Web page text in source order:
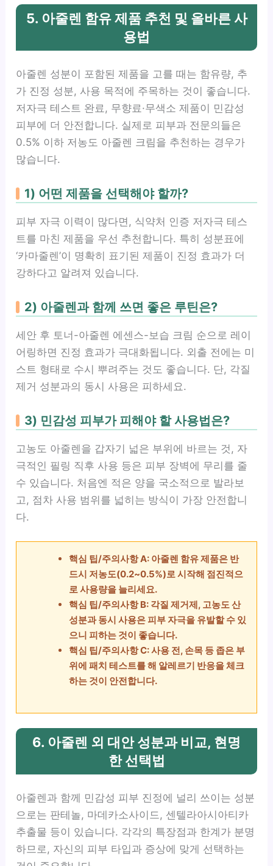
5. 아줄렌 함유 제품 추천 및 올바른 사
용법
아줄렌 성분이 포함된 제품을 고를 때는 함유량, 추
가 진정 성분, 사용 목적에 주목하는 것이 좋습니다.
저자극 테스트 완료, 무향료·무색소 제품이 민감성
피부에 더 안전합니다. 실제로 피부과 전문의들은
0.5% 이하 저농도 아줄렌 크림을 추천하는 경우가
많습니다.
1) 어떤 제품을 선택해야 할까?
피부 자극 이력이 많다면, 식약처 인증 저자극 테스
트를 마친 제품을 우선 추천합니다. 특히 성분표에
‘카마줄렌’이 명확히 표기된 제품이 진정 효과가 더
강하다고 알려져 있습니다.
2) 아줄렌과 함께 쓰면 좋은 루틴은?
세안 후 토너-아줄렌 에센스-보습 크림 순으로 레이
어링하면 진정 효과가 극대화됩니다. 외출 전에는 미
스트 형태로 수시 뿌려주는 것도 좋습니다. 단, 각질
제거 성분과의 동시 사용은 피하세요.
3) 민감성 피부가 피해야 할 사용법은?
고농도 아줄렌을 갑자기 넓은 부위에 바르는 것, 자
극적인 필링 직후 사용 등은 피부 장벽에 무리를 줄
수 있습니다. 처음엔 적은 양을 국소적으로 발라보
고, 점차 사용 범위를 넓히는 방식이 가장 안전합니
다.
핵심 팁/주의사항 A: 아줄렌 함유 제품은 반
드시 저농도(0.2~0.5%)로 시작해 점진적으
로 사용량을 늘리세요.
핵심 팁/주의사항 B: 각질 제거제, 고농도 산
성분과 동시 사용은 피부 자극을 유발할 수 있
으니 피하는 것이 좋습니다.
핵심 팁/주의사항 C: 사용 전, 손목 등 좁은 부
위에 패치 테스트를 해 알레르기 반응을 체크
하는 것이 안전합니다.
6. 아줄렌 외 대안 성분과 비교, 현명
한 선택법
아줄렌과 함께 민감성 피부 진정에 널리 쓰이는 성분
으로는 판테놀, 마데카소사이드, 센텔라아시아티카
추출물 등이 있습니다. 각각의 특장점과 한계가 분명
하므로, 자신의 피부 타입과 증상에 맞게 선택하는